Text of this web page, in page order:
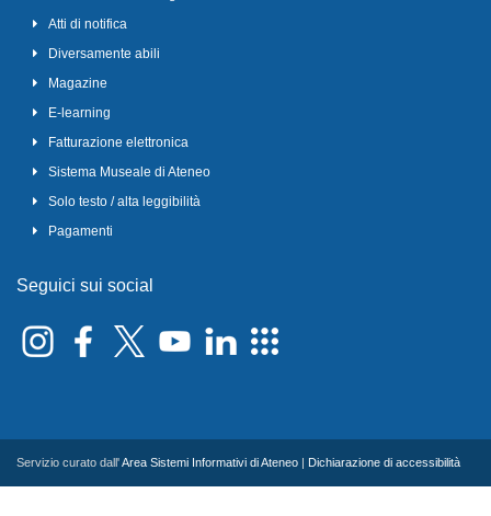
Atti di notifica
Diversamente abili
Magazine
E-learning
Fatturazione elettronica
Sistema Museale di Ateneo
Solo testo / alta leggibilità
Pagamenti
Seguici sui social
Servizio curato dall'Area Sistemi Informativi di Ateneo Dichiarazione di accessibilità